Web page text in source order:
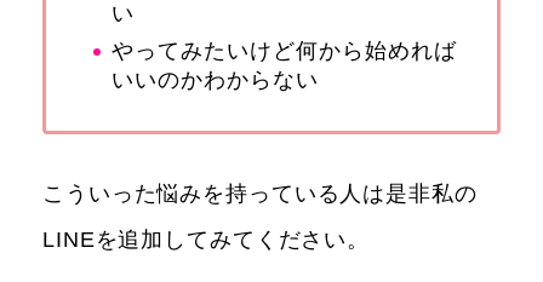
い
やってみたいけど何から始めれば
いいのかわからない
こういった悩みを持っている人は是非私の
LINEを追加してみてください。